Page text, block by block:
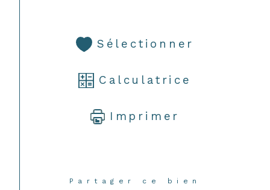
Sélectionner
Calculatrice
Imprimer
Partager ce bien